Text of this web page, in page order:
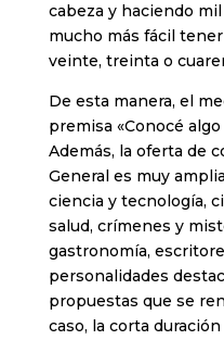
cabeza y haciendo
mucho más fácil
veinte, treinta o
De esta manera, el
premisa «Conocé
Además, la oferta de
General es muy
ciencia y tecnología,
salud, crímenes y
gastronomía,
personalidades
propuestas que se
caso, la corta